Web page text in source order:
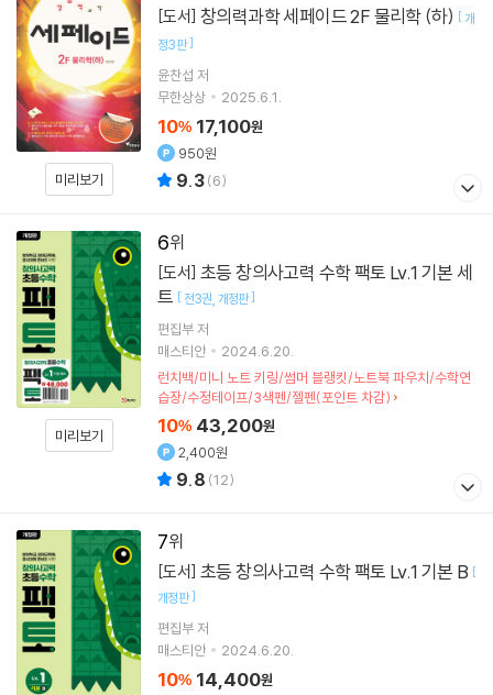
미리보기
[도서] 창의력과학 세페이드 2F 물리학 (하) [개
정3판]
윤찬섭 저
무한상상
2025.6.1.
10% 17,100원
950원
9.3(6)
6
미리보기
[도서]
트 [ 전3권 개정판]
편집부 저
매스티안
2024.6.20.
런치백/미니 노트 키링/썸머 블랭킷/노트북 파우치/수학연
습장/수정테이프/3색펜/젤펜(포인트 차감)
10% 43,200원
2,400원
9.8 (12)
7
[도서] 초등 창의사고력 수학 팩토 Lv.1 기본 B [
개정판]
편집부 저
매스티안
2024.6.20.
10% 14,400원